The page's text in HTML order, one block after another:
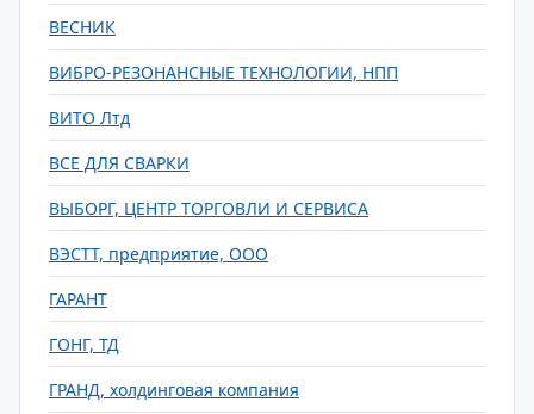
ВЕСНИК
ВИБРО-РЕЗОНАНСНЫЕ ТЕХНОЛОГИИ, НПП
ВИТО Лтд
ВСЕ ДЛЯ СВАРКИ
ВЫБОРГ, ЦЕНТР ТОРГОВЛИ И СЕРВИСА
ВЭСТТ, предприятие, ООО
ГАРАНТ
ГОНГ, ТД
ГРАНД, холдинговая компания